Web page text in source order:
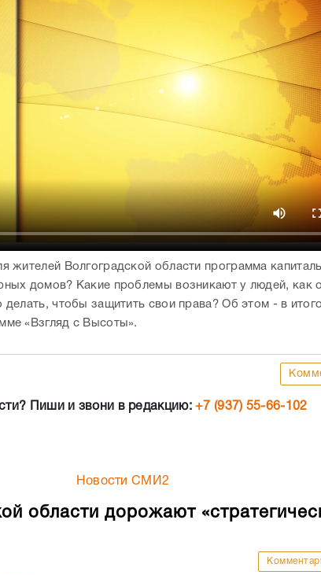
жителей Волгоградской области программа
домов? Какие проблемы возникают у людей, как
чтобы защитить свои права? Об этом - в
«Взгляд с Высоты».
Пиши и звони в редакцию:+7 (937) 55-66-102
Новости СМИ2
области дорожают